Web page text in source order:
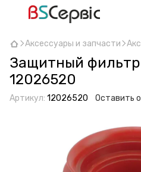
Аксессуары и запчасти
Защитный фильтр
12026520
Артикул: 12026520 Оставить